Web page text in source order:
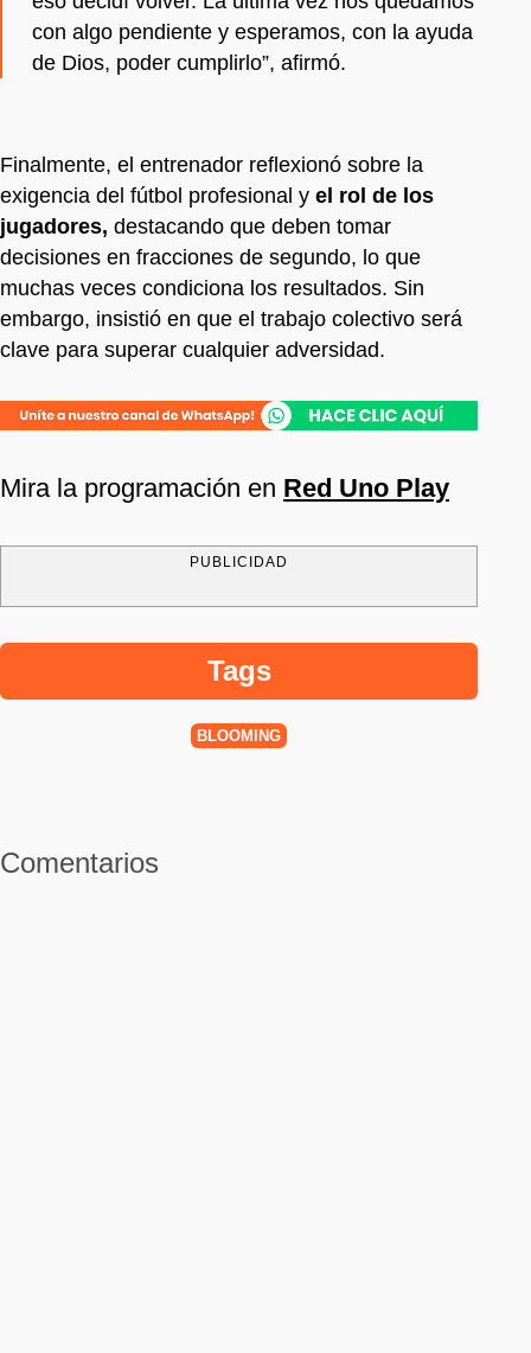
con algo pendiente y esperamos, con la ayuda
de Dios, poder cumplirlo”, afirmó.
Finalmente, el entrenador reflexionó sobre la
exigencia del fútbol profesional y el rol de los
jugadores, destacando que deben tomar
decisiones en fracciones de segundo, lo que
muchas veces condiciona los resultados. Sin
embargo, insistió en que el trabajo colectivo será
clave para superar cualquier adversidad.
Mira la programación en Red Uno Play
PUBLICIDAD
Tags
BLOOMING
Comentarios